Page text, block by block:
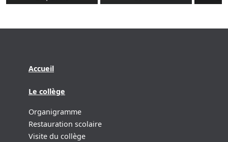
Accueil
Le collège
Organigramme
Restauration scolaire
Visite du collège